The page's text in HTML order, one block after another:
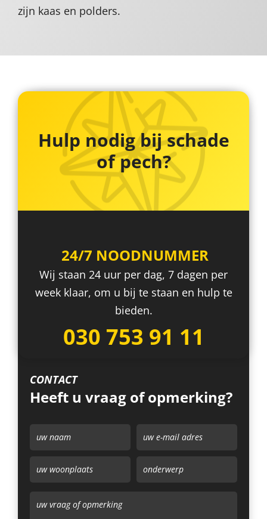
zijn kaas en polders.
Hulp nodig bij schade
of pech?
24/7 NOODNUMMER
Wij staan 24 uur per dag, 7 dagen per
week klaar, om u bij te staan en hulp te
bieden.
030 753 91 11
CONTACT
Heeft u vraag of opmerking?